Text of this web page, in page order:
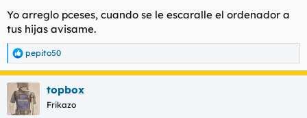
Yo arreglo pceses, cuando se le escaralle el ordenador a
tus hijas avisame.
R
e
a
c
c
i
pepito50
topbox
Frikazo